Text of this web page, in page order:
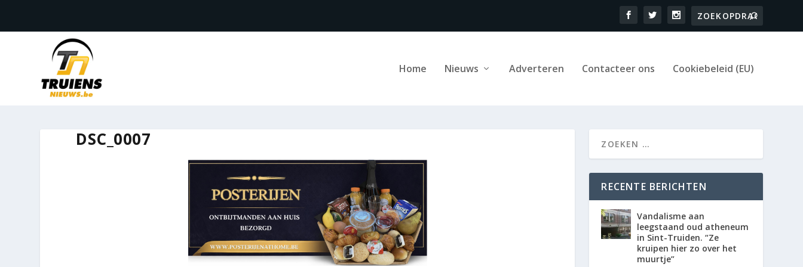
Home Nieuws Adverteren Contacteer ons Cookiebeleid (EU)
DSC_0007
RECENTE BERICHTEN
Vandalisme aan
leegstaand oud atheneum
in Sint-Truiden. “Ze
kruipen hier zo over het
muurtje”